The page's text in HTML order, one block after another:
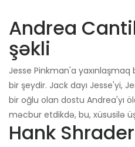
Andrea
şəkli
Jesse Pinkman'a
bir şeydir. Jack dayı Jesse'yi,
bir oğlu olan dostu Andrea'yı
məcbur etdikdə, bu, xüsusilə
Hank Shrader